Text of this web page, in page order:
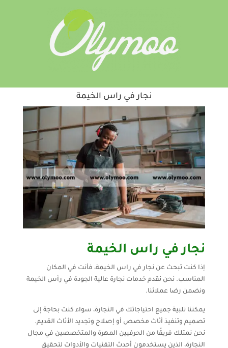
نجار في راس الخيمة
نجار في راس الخيمة
إذا كنت تبحث عن نجار في راس الخيمة، فأنت في المكان
المناسب. نحن نقدم خدمات نجارة عالية الجودة في رأس الخيمة
ونضمن رضا عملائنا.
يمكننا تلبية جميع احتياجاتك في النجارة، سواء كنت بحاجة إلى
تصميم وتنفيذ أثاث مخصص أو إصلاح وتجديد الأثاث القديم.
نحن نمتلك فريقًا من الحرفيين المهرة والمتخصصين في مجال
النجارة، الذين يستخدمون أحدث التقنيات والأدوات لتحقيق